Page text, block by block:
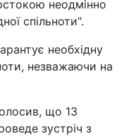
неодмінно
спільноти".
необхідну
незважаючи на
що 13
зустріч з